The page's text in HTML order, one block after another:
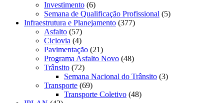
Investimento (6)
Semana de Qualificação Profissional (5)
Infraestrutura e Planejamento (377)
Asfalto (57)
Ciclovia (4)
Pavimentação (21)
Programa Asfalto Novo (48)
Trânsito (72)
Semana Nacional do Trânsito (3)
Transporte (69)
Transporte Coletivo (48)